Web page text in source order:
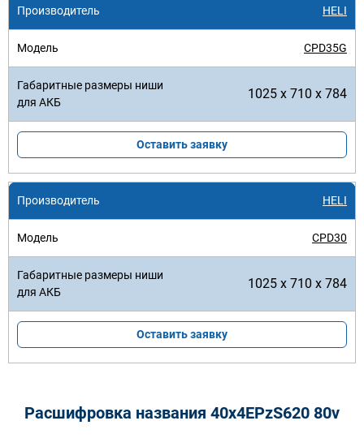
HELI
CPD35G
1025 x 710 x 784
Оставить заявку
HELI
CPD30
1025 x 710 x 784
Оставить заявку
Расшифровка названия 40х4EPzS620 80v